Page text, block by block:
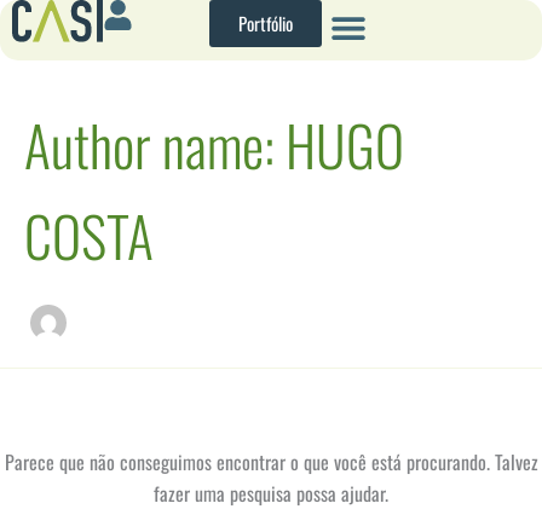
Ir
para
Portfólio
Author name: HUGO
COSTA
Parece que não conseguimos encontrar o que você está procurando. Talvez
fazer uma pesquisa possa ajudar.
Pesquisar
por: